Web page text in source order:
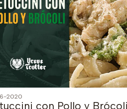
2020
con Pollo y Brócoli